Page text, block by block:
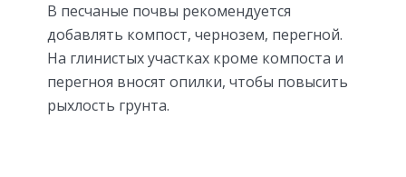
В песчаные почвы рекомендуется
добавлять компост, чернозем, перегной.
На глинистых участках кроме компоста и
перегноя вносят опилки, чтобы повысить
рыхлость грунта.